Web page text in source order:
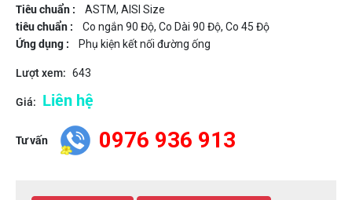
Tiêu chuẩn : ASTM, AISI Size
tiêu chuẩn : Co ngắn 90 Độ, Co Dài 90 Độ, Co 45 Độ
Ứng dụng : Phụ kiện kết nối đường ống
Lượt xem: 643
Giá: Liên hệ
Tư vấn 0976 936 913